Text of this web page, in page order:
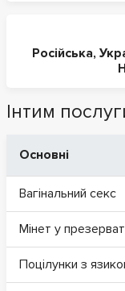
Російська,
Інтим
Основні
Вагінальний секс
Мінет у
Поцілунки з